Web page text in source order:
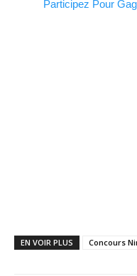
Participez Pour
EN VOIR PLUS Concours